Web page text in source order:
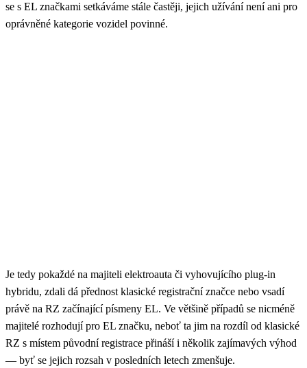
se s EL značkami setkáváme stále častěji, jejich užívání není ani pro
oprávněné kategorie vozidel povinné.
Je tedy pokaždé na majiteli elektroauta či vyhovujícího plug-in
hybridu, zdali dá přednost klasické registrační značce nebo vsadí
právě na RZ začínající písmeny EL. Ve většině případů se nicméně
majitelé rozhodují pro EL značku, neboť ta jim na rozdíl od klasické
RZ s místem původní registrace přináší i několik zajímavých výhod
— byť se jejich rozsah v posledních letech zmenšuje.